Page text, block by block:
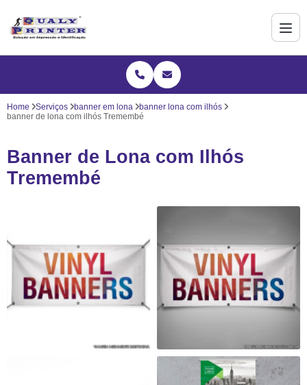
Home Serviços banner em lona
banner lona com ilhós
banner de lona com ilhós Tremembé
Banner de Lona com Ilhós
Tremembé